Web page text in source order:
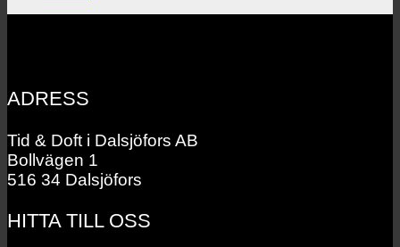
ADRESS
Tid & Doft i Dalsjöfors AB
Bollvägen 1
516 34 Dalsjöfors
HITTA TILL OSS